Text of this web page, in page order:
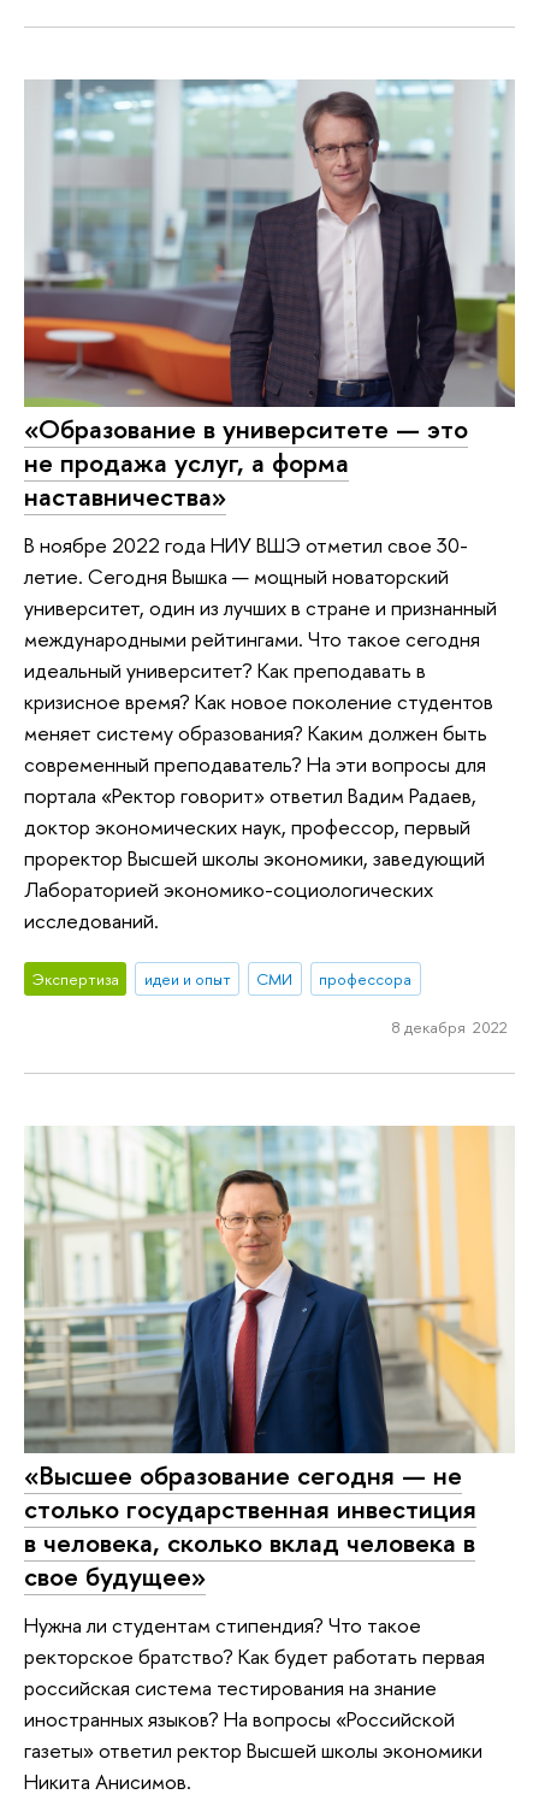
«Образование в университете — это
не продажа услуг, а форма
наставничества»
В ноябре 2022 года НИУ ВШЭ отметил свое 30-
летие. Сегодня Вышка — мощный новаторский
университет, один из лучших в стране и признанный
международными рейтингами. Что такое сегодня
идеальный университет? Как преподавать в
кризисное время? Как новое поколение студентов
меняет систему образования? Каким должен быть
современный преподаватель? На эти вопросы для
портала «Ректор говорит» ответил Вадим Радаев,
доктор экономических наук, профессор, первый
проректор Высшей школы экономики, заведующий
Лабораторией экономико-социологических
исследований.
Экспертиза идеи и опыт СМИ профессора
8 декабря 2022
«Высшее образование сегодня — не
столько государственная инвестиция
в человека, сколько вклад человека в
свое будущее»
Нужна ли студентам стипендия? Что такое
ректорское братство? Как будет работать первая
российская система тестирования на знание
иностранных языков? На вопросы «Российской
газеты» ответил ректор Высшей школы экономики
Никита Анисимов.